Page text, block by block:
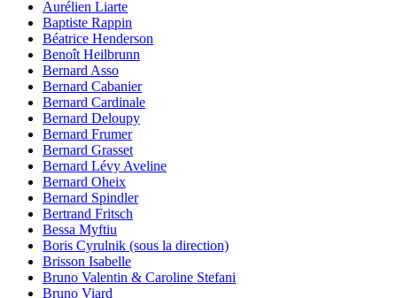
Aurélien Liarte
Baptiste Rappin
Béatrice Henderson
Benoît Heilbrunn
Bernard Asso
Bernard Cabanier
Bernard Cardinale
Bernard Deloupy
Bernard Frumer
Bernard Grasset
Bernard Lévy Aveline
Bernard Oheix
Bernard Spindler
Bertrand Fritsch
Bessa Myftiu
Boris Cyrulnik (sous la direction)
Brisson Isabelle
Bruno Valentin & Caroline Stefani
Bruno Viard